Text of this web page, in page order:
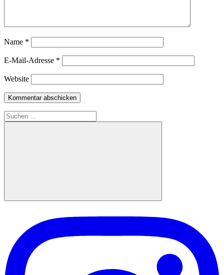
Name *
E-Mail-Adresse *
Website
Suchen
nach:
Suchen